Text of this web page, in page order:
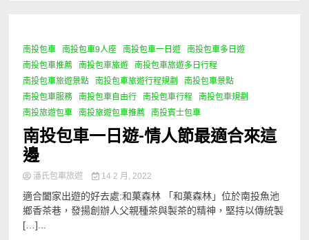
1 Minute
南投包車 南投包車9人座 南投包車一日遊
南投包車多日遊
南投包車推薦
南投包車旅遊
南投包車旅遊多日行程
南投包車旅遊景點
南投包車旅遊行程規劃
南投包車景點
南投包車服務
南投包車自由行 南投包車行程
南投包車規劃
南投旅遊包車
南投旅遊包車推薦 南投賓士包車
南投包車一日遊-情人節最適合來這
邊
潘氏包車旅遊 14 2 月, 2022
適合闔家出遊的好去處:和菓森林 「和菓森林」位於南投魚池
鄉香茶巷，發揚創辦人父親種茶與製茶的精神，堅持以傳統製
[…]...